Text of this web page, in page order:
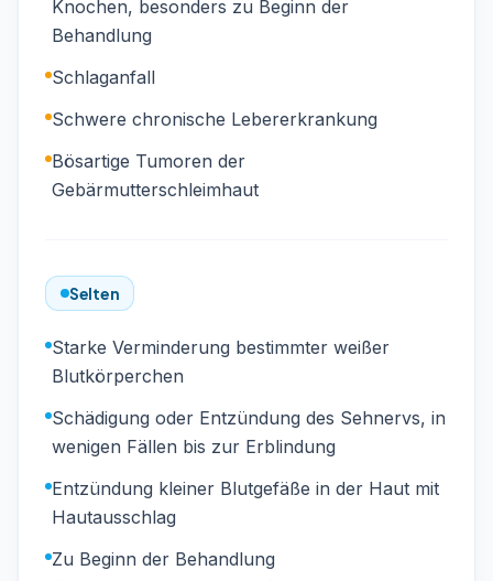
Knochen, besonders zu Beginn der
Behandlung
Schlaganfall
Schwere chronische Lebererkrankung
Bösartige Tumoren der
Gebärmutterschleimhaut
Selten
Starke Verminderung bestimmter weißer
Blutkörperchen
Schädigung oder Entzündung des Sehnervs, in
wenigen Fällen bis zur Erblindung
Entzündung kleiner Blutgefäße in der Haut mit
Hautausschlag
Zu Beginn der Behandlung